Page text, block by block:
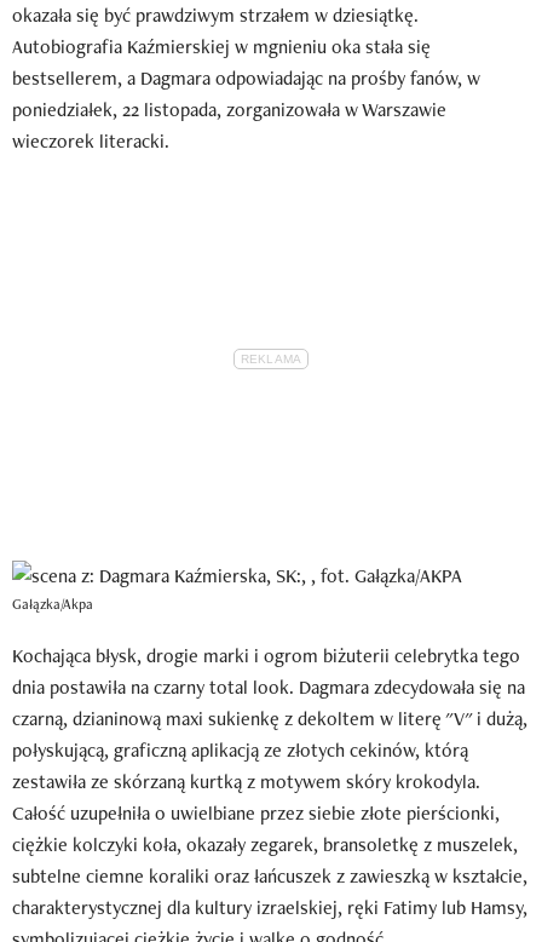
okazała się być prawdziwym strzałem w dziesiątkę.
Autobiografia Kaźmierskiej w mgnieniu oka stała się
bestsellerem, a Dagmara odpowiadając na prośby fanów, w
poniedziałek, 22 listopada, zorganizowała w Warszawie
wieczorek literacki.
Gałązka/Akpa
Kochająca błysk, drogie marki i ogrom biżuterii celebrytka tego
dnia postawiła na czarny total look. Dagmara zdecydowała się na
czarną, dzianinową maxi sukienkę z dekoltem w literę "V" i dużą,
połyskującą, graficzną aplikacją ze złotych cekinów, którą
zestawiła ze skórzaną kurtką z motywem skóry krokodyla.
Całość uzupełniła o uwielbiane przez siebie złote pierścionki,
ciężkie kolczyki koła, okazały zegarek, bransoletkę z muszelek,
subtelne ciemne koraliki oraz łańcuszek z zawieszką w kształcie,
charakterystycznej dla kultury izraelskiej, ręki Fatimy lub Hamsy,